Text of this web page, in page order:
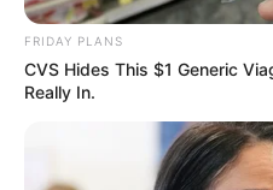
FRIDAY PLANS
CVS Hides This $1 Generic
Really In.